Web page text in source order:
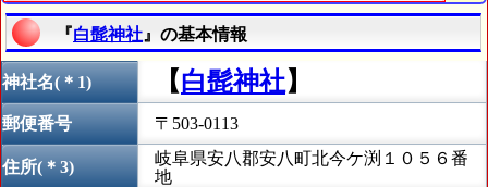
『白髭神社 』の基本情報
神社名(＊1) 【白髭神社】
郵便番号 〒503-0113
住所(＊3)
岐阜県安八郡安八町北今ケ渕１０５６番
地